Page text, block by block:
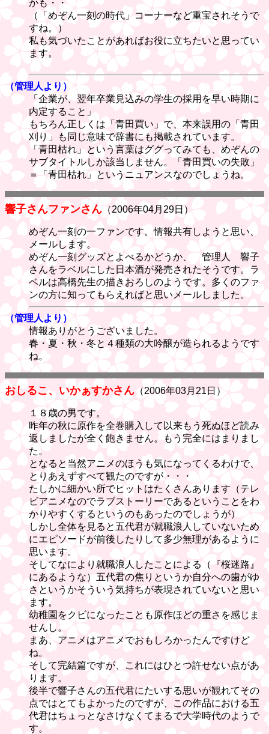
かも・・
（「めぞん一刻の時代」コーナーなど重宝されそうで
すね。）
私も気づいたことがあればお役に立ちたいと思ってい
ます。
（管理人より）
「企業が、翌年卒業見込みの学生の採用を早い時期に
内定すること」
もちろん正しくは「青田買い」で、本来誤用の「青田
刈り」も同じ意味で辞書にも掲載されています。
「青田枯れ」という言葉はググってみても、めぞんの
サブタイトルしか該当しません。「青田買いの失敗」
＝「青田枯れ」というニュアンスなのでしょうね。
響子さんファンさん （2006年04月29日）
めぞん一刻の一ファンです。情報共有しようと思い、
メールします。
めぞん一刻グッズとよべるかどうか、 管理人 響子
さんをラベルにした日本酒が発売されたそうです。ラ
ベルは高橋先生の描きおろしのようです。多くのファ
ンの方に知ってもらえればと思いメールしました。
（管理人より）
情報ありがとうございました。
春・夏・秋・冬と４種類の大吟醸が造られるようです
ね。
おしるこ、いかぁすかさん （2006年03月21日）
１８歳の男です。
昨年の秋に原作を全巻購入して以来もう死ぬほど読み
返しましたが全く飽きません。もう完全にはまりまし
た。
となると当然アニメのほうも気になってくるわけで、
とりあえずすべて観たのですが・・・
たしかに細かい所でヒットはたくさんあります（テレ
ビアニメなのでラブストーリーであるということをわ
かりやすくするというのもあったのでしょうが）
しかし全体を見ると五代君が就職浪人していないため
にエピソードが前後したりして多少無理があるように
思います。
そしてなにより就職浪人したことによる（『桜迷路』
にあるような）五代君の焦りというか自分への歯がゆ
さというかそういう気持ちが表現されていないと思い
ます。
幼稚園をクビになったことも原作ほどの重さを感じま
せんし。
まあ、アニメはアニメでおもしろかったんですけど
ね。
そして完結篇ですが、これにはひとつ許せない点があ
ります。
後半で響子さんの五代君にたいする思いが観れてその
点ではとてもよかったのですが、この作品における五
代君はちょっとなさけなくてまるで大学時代のようで
す。